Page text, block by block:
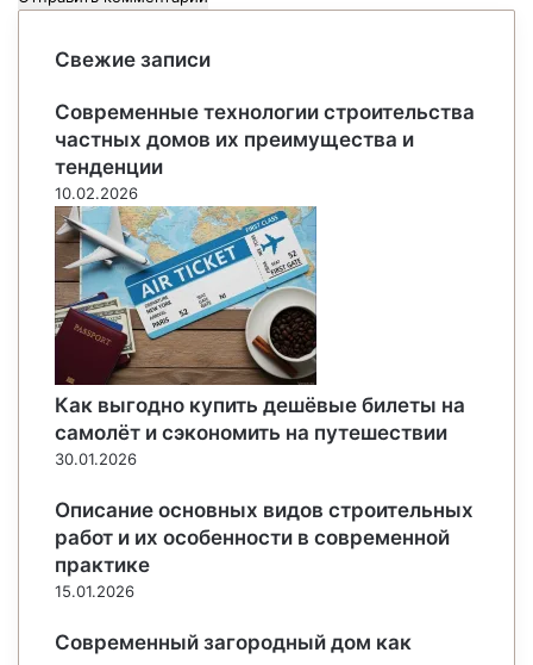
Свежие записи
Современные технологии строительства
частных домов их преимущества и
тенденции
10.02.2026
Как выгодно купить дешёвые билеты на
самолёт и сэкономить на путешествии
30.01.2026
Описание основных видов строительных
работ и их особенности в современной
практике
15.01.2026
Современный загородный дом как